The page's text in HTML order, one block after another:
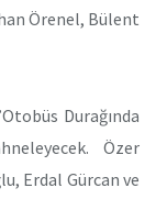
Örenel, Bülent
Durağında
Özer
Erdal Gürcan ve